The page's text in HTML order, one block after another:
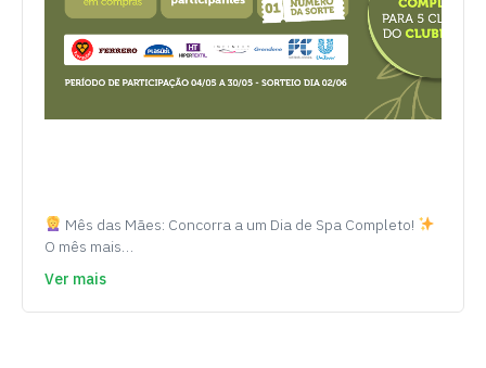
Mês das Mães: Concorra a um Dia de Spa Completo!
O mês mais…
Ver mais